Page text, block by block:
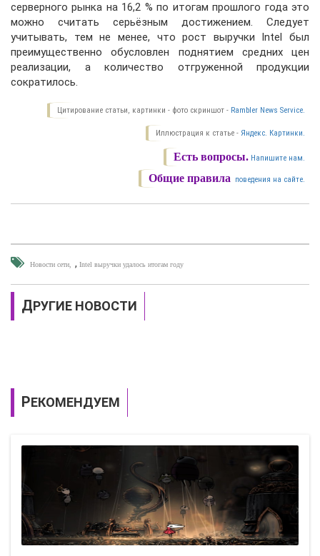
серверного рынка на 16,2 % по итогам прошлого года это
можно считать серьёзным достижением. Следует
учитывать, тем не менее, что рост выручки Intel был
преимущественно обусловлен поднятием средних цен
реализации, а количество отгруженной продукции
сократилось.
Цитирование статьи, картинки - фото скриншот - Rambler News Service.
Иллюстрация к статье - Яндекс. Картинки.
Есть вопросы. Напишите нам.
Общие правила поведения на сайте.
Новости сети , Intel выручки удалось итогам году
ДРУГИЕ НОВОСТИ
РЕКОМЕНДУЕМ